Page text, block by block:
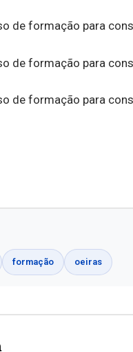
formação oeiras